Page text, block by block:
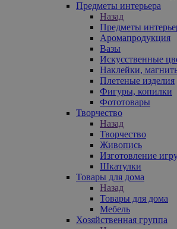
Предметы интерьера
Назад
Предметы
Аромапродукция
Вазы
Искусственные
Наклейки,
Плетеные изделия
Фигуры, копилки
Фототовары
Творчество
Назад
Творчество
Живопись
Изготовление
Шкатулки
Товары для дома
Назад
Товары для дома
Мебель
Хозяйственная группа